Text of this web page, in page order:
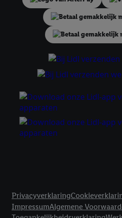
Privacyverklaring
ImpressumAlgemene
samengevoegd met andere
door Criteo S.A. aan jou zijn
Als je hiervoor toestemming geeft,
eerder interesse hebt getoond
in een winkelmandje van een online
niet te kopen). De retargeting
verschillende eindapparaten en
diensten worden weergegeven, als
en Lidl-diensten, met behulp van
met eventuele andere identifiers of
Criteo S.A. beschikt, aan jou kunnen
Door te klikken op "Weigeren", kies
technisch noodzakelijke cookies en